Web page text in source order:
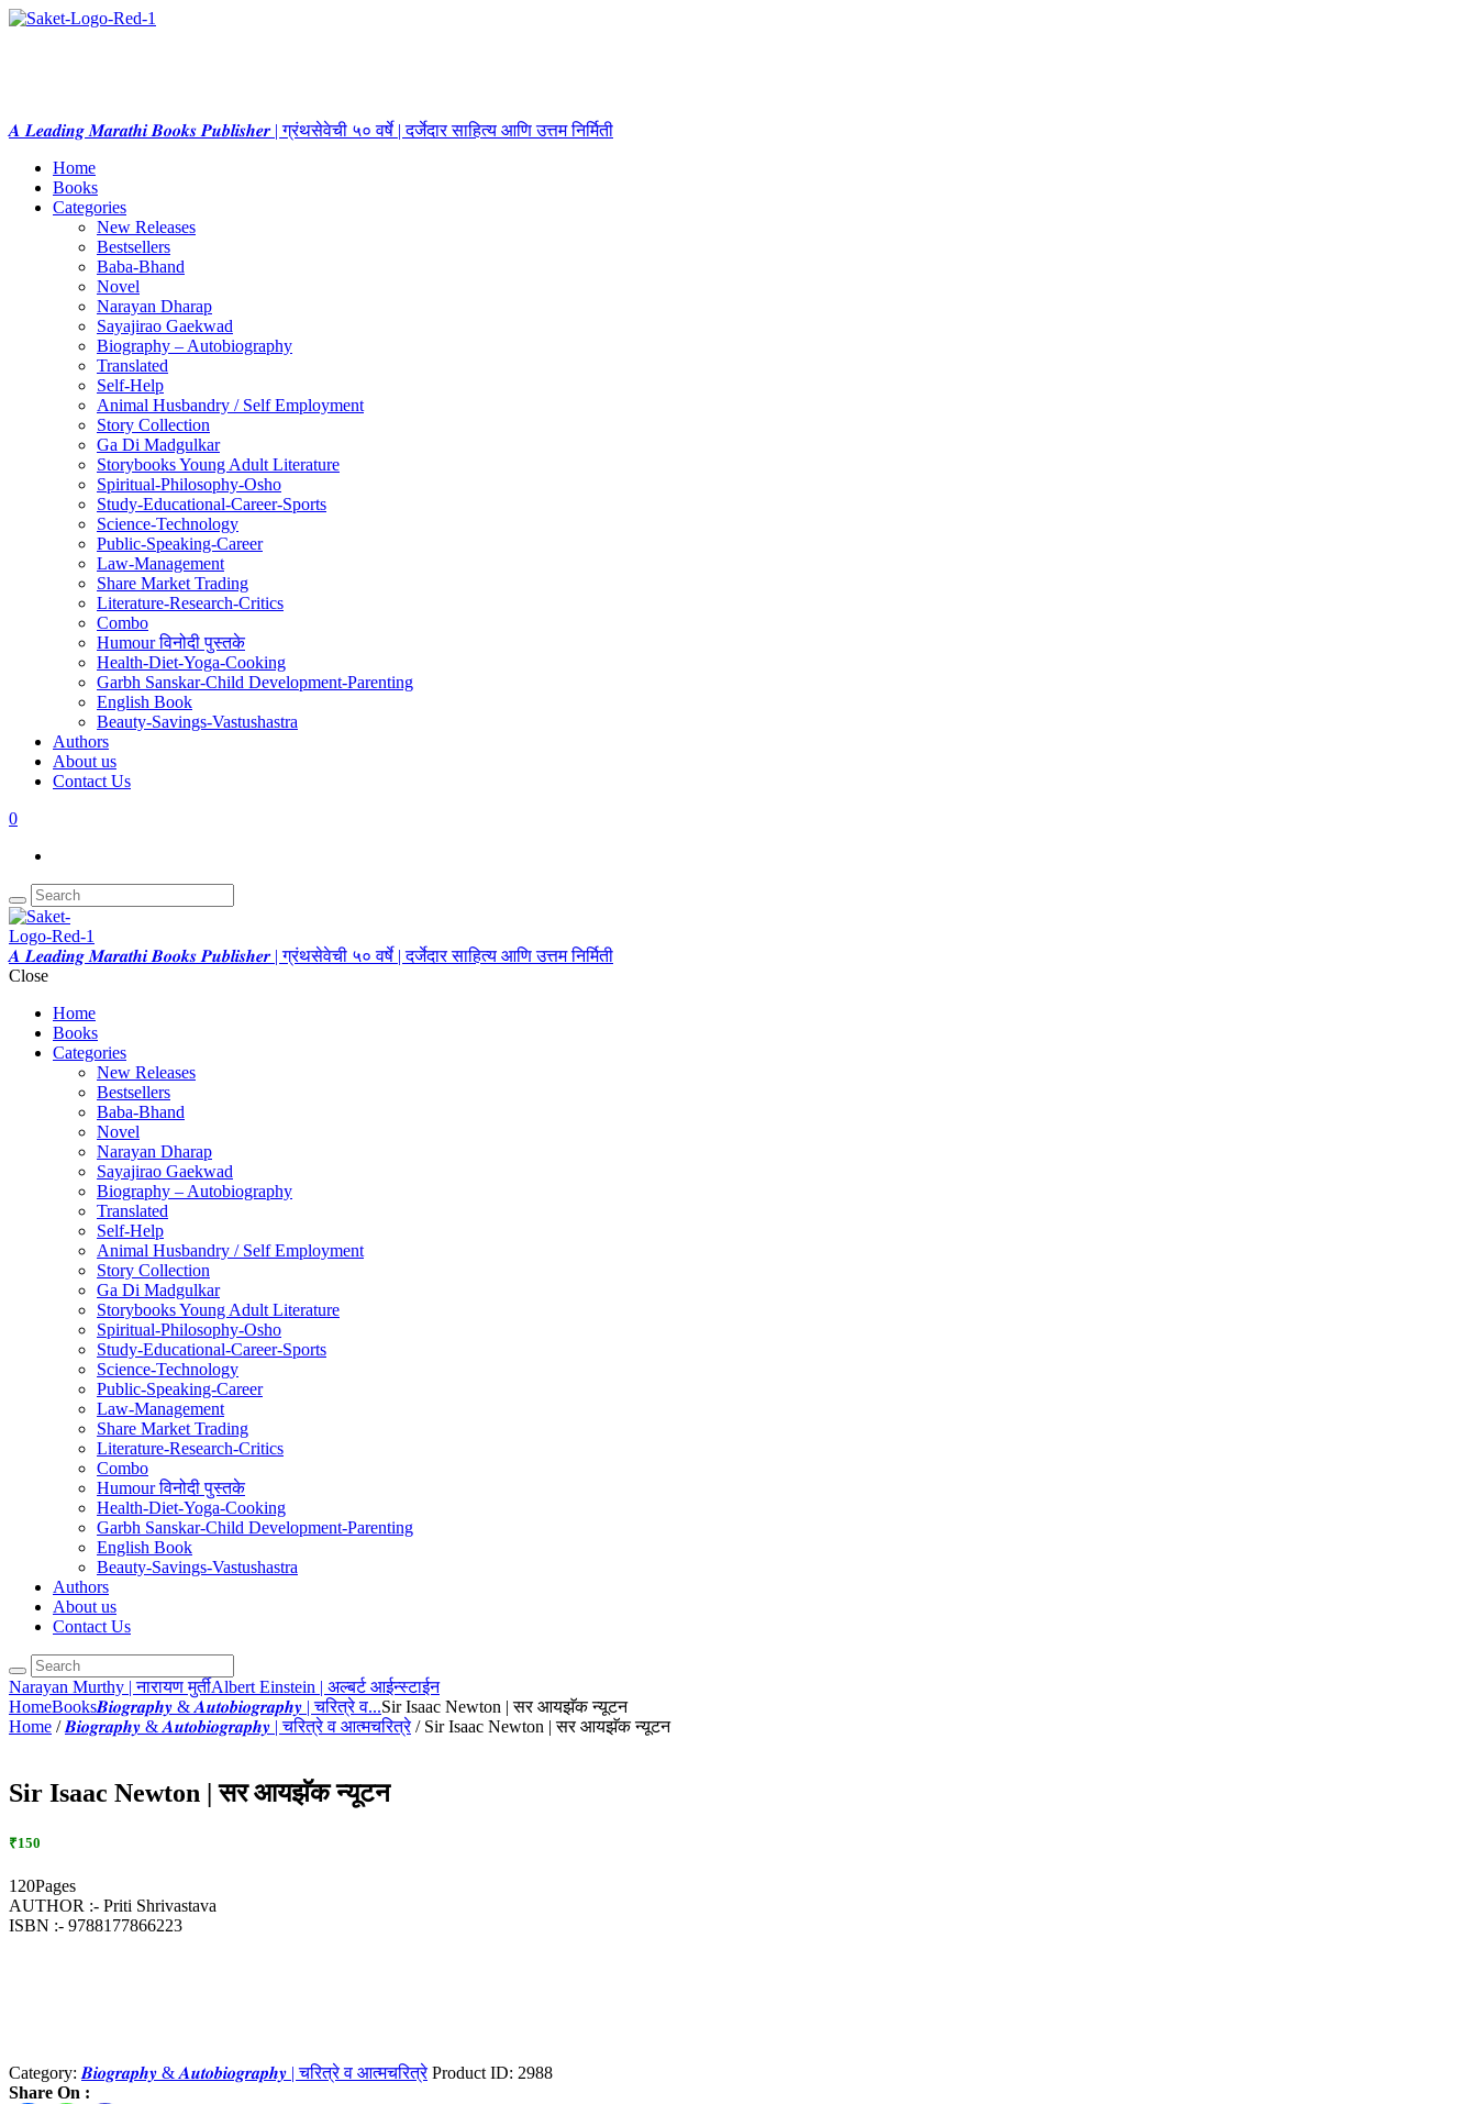
𝑨 𝑳𝒆𝒂𝒅𝒊𝒏𝒈 𝑴𝒂𝒓𝒂𝒕𝒉𝒊 𝑩𝒐𝒐𝒌𝒔 𝑷𝒖𝒃𝒍𝒊𝒔𝒉𝒆𝒓 | ग्रंथसेवेची ५० वर्षे | दर्जेदार साहित्य आणि उत्तम निर्मिती
Home
Books
Categories
New Releases
Bestsellers
Baba-Bhand
Novel
Narayan Dharap
Sayajirao Gaekwad
Biography – Autobiography
Translated
Self-Help
Animal Husbandry / Self Employment
Story Collection
Ga Di Madgulkar
Storybooks Young Adult Literature
Spiritual-Philosophy-Osho
Study-Educational-Career-Sports
Science-Technology
Public-Speaking-Career
Law-Management
Share Market Trading
Literature-Research-Critics
Combo
Humour विनोदी पुस्तके
Health-Diet-Yoga-Cooking
Garbh Sanskar-Child Development-Parenting
English Book
Beauty-Savings-Vastushastra
Authors
About us
Contact Us
0
𝑨 𝑳𝒆𝒂𝒅𝒊𝒏𝒈 𝑴𝒂𝒓𝒂𝒕𝒉𝒊 𝑩𝒐𝒐𝒌𝒔 𝑷𝒖𝒃𝒍𝒊𝒔𝒉𝒆𝒓 | ग्रंथसेवेची ५० वर्षे | दर्जेदार साहित्य आणि उत्तम निर्मिती
Close
Home
Books
Categories
New Releases
Bestsellers
Baba-Bhand
Novel
Narayan Dharap
Sayajirao Gaekwad
Biography – Autobiography
Translated
Self-Help
Animal Husbandry / Self Employment
Story Collection
Ga Di Madgulkar
Storybooks Young Adult Literature
Spiritual-Philosophy-Osho
Study-Educational-Career-Sports
Science-Technology
Public-Speaking-Career
Law-Management
Share Market Trading
Literature-Research-Critics
Combo
Humour विनोदी पुस्तके
Health-Diet-Yoga-Cooking
Garbh Sanskar-Child Development-Parenting
English Book
Beauty-Savings-Vastushastra
Authors
About us
Contact Us
Narayan Murthy | नारायण मुर्तीAlbert Einstein | अल्बर्ट आईन्स्टाईन
HomeBooks𝑩𝒊𝒐𝒈𝒓𝒂𝒑𝒉𝒚 & 𝑨𝒖𝒕𝒐𝒃𝒊𝒐𝒈𝒓𝒂𝒑𝒉𝒚 | चरित्रे व...Sir Isaac Newton | सर आयझॅक न्यूटन
Home /𝑩𝒊𝒐𝒈𝒓𝒂𝒑𝒉𝒚 & 𝑨𝒖𝒕𝒐𝒃𝒊𝒐𝒈𝒓𝒂𝒑𝒉𝒚 | चरित्रे व आत्मचरित्रे/ Sir Isaac Newton | सर आयझॅक न्यूटन
Sir Isaac Newton | सर आयझॅक न्यूटन
₹150
120Pages
AUTHOR :- Priti Shrivastava
ISBN :- 9788177866223
Category: 𝑩𝒊𝒐𝒈𝒓𝒂𝒑𝒉𝒚 & 𝑨𝒖𝒕𝒐𝒃𝒊𝒐𝒈𝒓𝒂𝒑𝒉𝒚 | चरित्रे व आत्मचरित्रे Product ID: 2988
Share On :